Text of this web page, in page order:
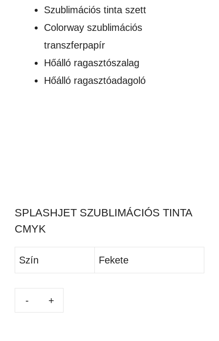
Szublimációs tinta szett
Colorway szublimációs
transzferpapír
Hőálló ragasztószalag
Hőálló ragasztóadagoló
SPLASHJET SZUBLIMÁCIÓS TINTA
CMYK
Szín Fekete